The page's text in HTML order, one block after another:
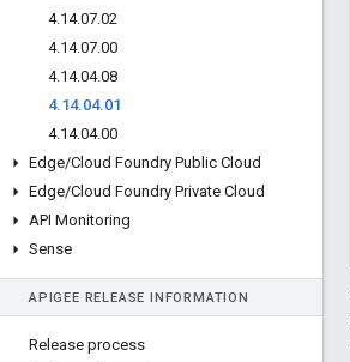
4.14.07.02
4.14.07.00
4.14.04.08
4.14.04.01
4.14.04.00
Edge/Cloud Foundry Public Cloud
Edge/Cloud Foundry Private Cloud
API Monitoring
Sense
APIGEE RELEASE INFORMATION
Release process